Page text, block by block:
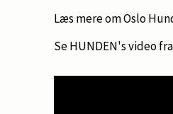
Læs mere om Oslo
Se HUNDEN's video